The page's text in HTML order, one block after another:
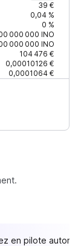
39 €
0,04 %
0 %
000 000 INO
000 000 INO
104 476 €
0,00010126 €
0,0001064 €
en pilote